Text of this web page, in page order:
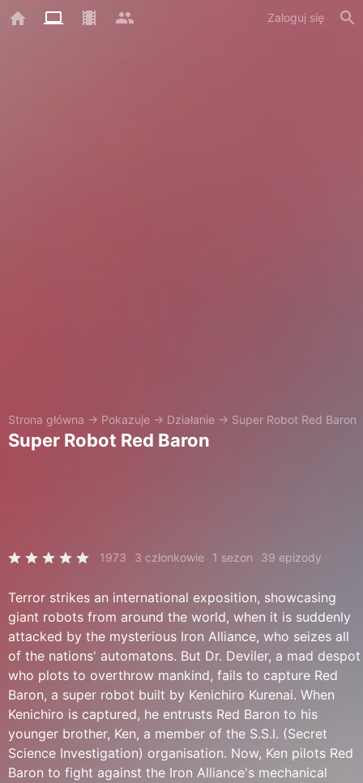
Zaloguj się
Strona główna → Pokazuje → Działanie → Super Robot Red Baron
Super Robot Red Baron
1973 3 członkowie 1 sezon 39 epizody
Terror strikes an international exposition, showcasing
giant robots from around the world, when it is suddenly
attacked by the mysterious Iron Alliance, who seizes all
of the nations' automatons. But Dr. Deviler, a mad despot
who plots to overthrow mankind, fails to capture Red
Baron, a super robot built by Kenichiro Kurenai. When
Kenichiro is captured, he entrusts Red Baron to his
younger brother, Ken, a member of the S.S.I. (Secret
Science Investigation) organisation. Now, Ken pilots Red
Baron to fight against the Iron Alliance's mechanical